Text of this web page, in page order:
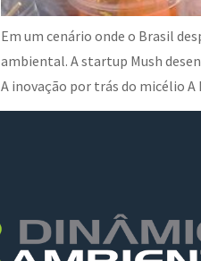
Em um cenário onde o Brasil
ambiental. A startup Mush
A inovação por trás do micélio